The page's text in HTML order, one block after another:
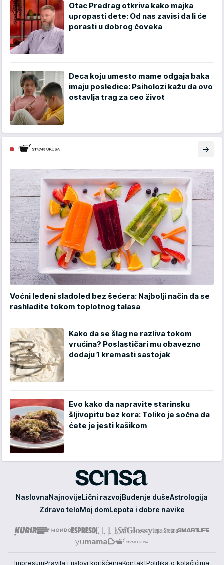
Otac Predrag otkriva kako majka
upropasti dete: Od nas zavisi da li će
porasti u dobrog čoveka
Deca koju umesto mame odgaja baka
imaju posledice: Psiholozi kažu da ovo
ostavlja trag za ceo život
Voćni ledeni sladoled bez šećera: Najbolji način da se
rashladite tokom toplotnog talasa
Kako da se šlag ne razliva tokom
vrućina? Poslastičari mu obavezno
dodaju 1 kremasti sastojak
Evo kako da napravite starinsku
šljivopitu bez kora: Toliko je sočna da
ćete je jesti kašikom
Sensa
NaslovnaNajnovijeLični razvojBuđenje dušeAstrologija
Zdravo teloMoj domLepota i dobre navike
ImpresumPravila i uslovi korišćenjaKontaktPolitika o kolačićima